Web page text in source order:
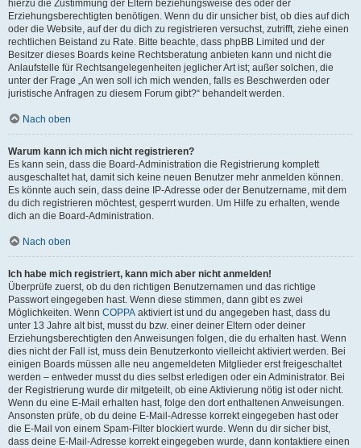
hierzu die Zustimmung der Eltern beziehungsweise des oder der
Erziehungsberechtigten benötigen. Wenn du dir unsicher bist, ob dies auf dich
oder die Website, auf der du dich zu registrieren versuchst, zutrifft, ziehe einen
rechtlichen Beistand zu Rate. Bitte beachte, dass phpBB Limited und der
Besitzer dieses Boards keine Rechtsberatung anbieten kann und nicht die
Anlaufstelle für Rechtsangelegenheiten jeglicher Art ist; außer solchen, die
unter der Frage „An wen soll ich mich wenden, falls es Beschwerden oder
juristische Anfragen zu diesem Forum gibt?“ behandelt werden.
Nach oben
Warum kann ich mich nicht registrieren?
Es kann sein, dass die Board-Administration die Registrierung komplett
ausgeschaltet hat, damit sich keine neuen Benutzer mehr anmelden können.
Es könnte auch sein, dass deine IP-Adresse oder der Benutzername, mit dem
du dich registrieren möchtest, gesperrt wurden. Um Hilfe zu erhalten, wende
dich an die Board-Administration.
Nach oben
Ich habe mich registriert, kann mich aber nicht anmelden!
Überprüfe zuerst, ob du den richtigen Benutzernamen und das richtige
Passwort eingegeben hast. Wenn diese stimmen, dann gibt es zwei
Möglichkeiten. Wenn COPPA aktiviert ist und du angegeben hast, dass du
unter 13 Jahre alt bist, musst du bzw. einer deiner Eltern oder deiner
Erziehungsberechtigten den Anweisungen folgen, die du erhalten hast. Wenn
dies nicht der Fall ist, muss dein Benutzerkonto vielleicht aktiviert werden. Bei
einigen Boards müssen alle neu angemeldeten Mitglieder erst freigeschaltet
werden – entweder musst du dies selbst erledigen oder ein Administrator. Bei
der Registrierung wurde dir mitgeteilt, ob eine Aktivierung nötig ist oder nicht.
Wenn du eine E-Mail erhalten hast, folge den dort enthaltenen Anweisungen.
Ansonsten prüfe, ob du deine E-Mail-Adresse korrekt eingegeben hast oder
die E-Mail von einem Spam-Filter blockiert wurde. Wenn du dir sicher bist,
dass deine E-Mail-Adresse korrekt eingegeben wurde, dann kontaktiere einen